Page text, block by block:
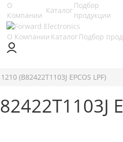
О
Компании
Каталог
Подбор
продукции
О Компании КаталогПодбор
(B82422T1103J EPCOS LPF)